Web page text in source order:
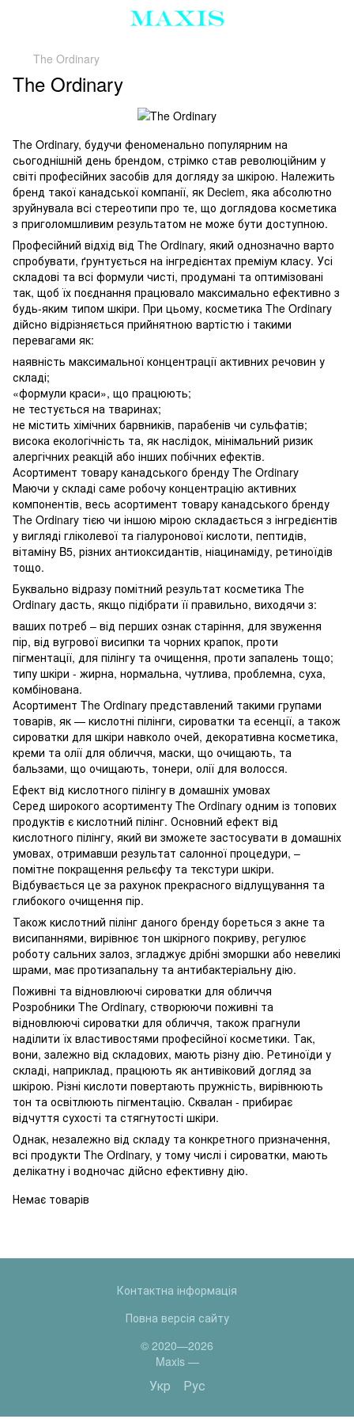
The Ordinary
The Ordinary
The Ordinary, будучи феноменально популярним на
сьогоднішній день брендом, стрімко став революційним у
світі професійних засобів для догляду за шкірою. Належить
бренд такої канадської компанії, як Deciem, яка абсолютно
зруйнувала всі стереотипи про те, що доглядова косметика
з приголомшливим результатом не може бути доступною.
Професійний відхід від The ​​Ordinary, який однозначно варто
спробувати, ґрунтується на інгредієнтах преміум класу. Усі
складові та всі формули чисті, продумані та оптимізовані
так, щоб їх поєднання працювало максимально ефективно з
будь-яким типом шкіри. При цьому, косметика The Ordinary
дійсно відрізняється прийнятною вартістю і такими
перевагами як:
наявність максимальної концентрації активних речовин у
складі;
«формули краси», що працюють;
не тестується на тваринах;
не містить хімічних барвників, парабенів чи сульфатів;
висока екологічність та, як наслідок, мінімальний ризик
алергічних реакцій або інших побічних ефектів.
Асортимент товару канадського бренду The Ordinary
Маючи у складі саме робочу концентрацію активних
компонентів, весь асортимент товару канадського бренду
The Ordinary тією чи іншою мірою складається з інгредієнтів
у вигляді гліколевої та гіалуронової кислоти, пептидів,
вітаміну B5, різних антиоксидантів, ніацинаміду, ретиноїдів
тощо.
Буквально відразу помітний результат косметика The
Ordinary дасть, якщо підібрати її правильно, виходячи з:
ваших потреб – від перших ознак старіння, для звуження
пір, від вугрової висипки та чорних крапок, проти
пігментації, для пілінгу та очищення, проти запалень тощо;
типу шкіри - жирна, нормальна, чутлива, проблемна, суха,
комбінована.
Асортимент The Ordinary представлений такими групами
товарів, як — кислотні пілінги, сироватки та есенції, а також
сироватки для шкіри навколо очей, декоративна косметика,
креми та олії для обличчя, маски, що очищають, та
бальзами, що очищають, тонери, олії для волосся.
Ефект від кислотного пілінгу в домашніх умовах
Серед широкого асортименту The Ordinary одним із топових
продуктів є кислотний пілінг. Основний ефект від
кислотного пілінгу, який ви зможете застосувати в домашніх
умовах, отримавши результат салонної процедури, –
помітне покращення рельєфу та текстури шкіри.
Відбувається це за рахунок прекрасного відлущування та
глибокого очищення пір.
Також кислотний пілінг даного бренду бореться з акне та
висипаннями, вирівнює тон шкірного покриву, регулює
роботу сальних залоз, згладжує дрібні зморшки або невеликі
шрами, має протизапальну та антибактеріальну дію.
Поживні та відновлюючі сироватки для обличчя
Розробники The Ordinary, створюючи поживні та
відновлюючі сироватки для обличчя, також прагнули
наділити їх властивостями професійної косметики. Так,
вони, залежно від складових, мають різну дію. Ретиноїди у
складі, наприклад, працюють як антивіковий догляд за
шкірою. Різні кислоти повертають пружність, вирівнюють
тон та освітлюють пігментацію. Сквалан - прибирає
відчуття сухості та стягнутості шкіри.
Однак, незалежно від складу та конкретного призначення,
всі продукти The Ordinary, у тому числі і сироватки, мають
делікатну і водночас дійсно ефективну дію.
Немає товарів
Контактна інформація
Повна версія сайту
© 2020—2026
Maxis —
Укр Рус